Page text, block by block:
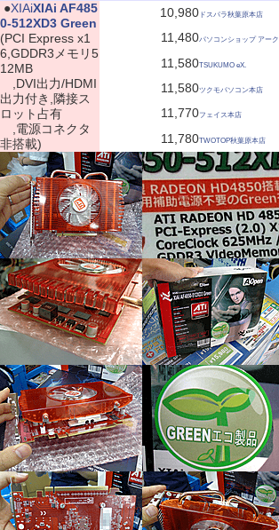
●XIAiXIAi AF485
0-512XD3 Green
(PCI Express x1
6,GDDR3メモリ5
12MB
,DVI出力/HDMI
出力付き,隣接ス
ロット占有
,電源コネクタ
非搭載)
10,980 ドスパラ秋葉原本店
11,480パソコンショップ アーク
11,580TSUKUMO eX.
11,580ツクモパソコン本店
11,770フェイス本店
11,780TWOTOP秋葉原本店